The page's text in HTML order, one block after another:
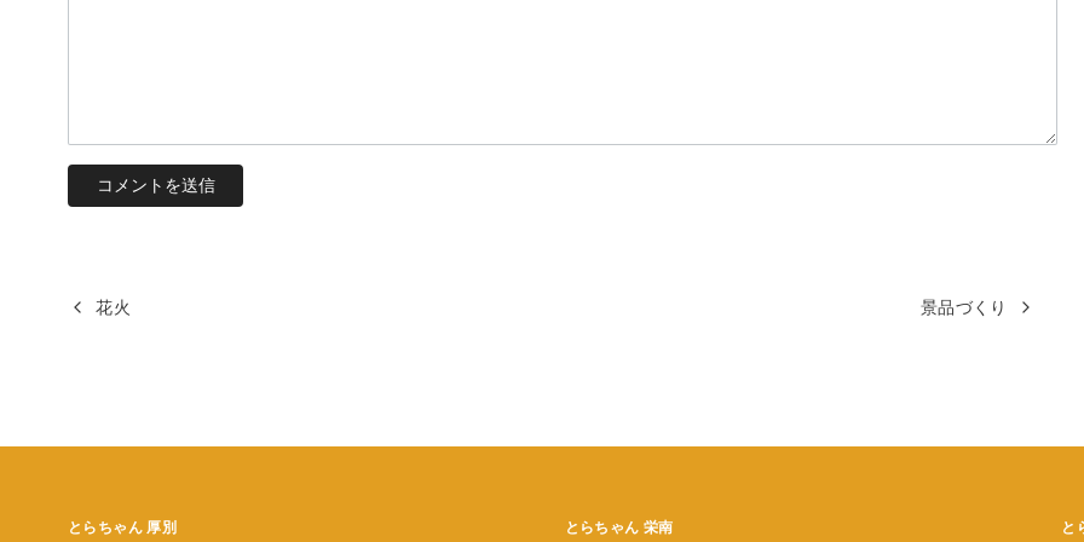
花火 景品づくり
とらちゃん 厚別 とらちゃん 栄南 と